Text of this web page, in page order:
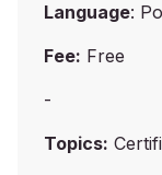
Language:
Fee: Free
-
Topics: